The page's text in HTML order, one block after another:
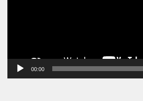
00:00